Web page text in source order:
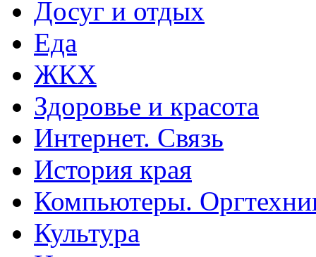
Досуг и отдых
Еда
ЖКХ
Здоровье и красота
Интернет. Связь
История края
Компьютеры.
Культура